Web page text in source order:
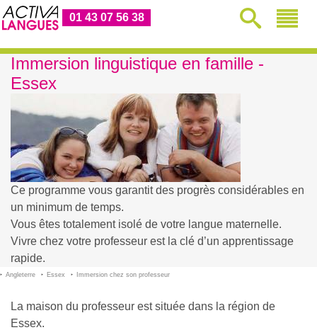
01 43 07 56 38
Immersion linguistique en famille -
Essex
Ce programme vous garantit des progrès considérables en
un minimum de temps.
Vous êtes totalement isolé de votre langue maternelle.
Vivre chez votre professeur est la clé d’un apprentissage
rapide.
Angleterre Essex Immersion chez son professeur
La maison du professeur est située dans la région de
Essex.